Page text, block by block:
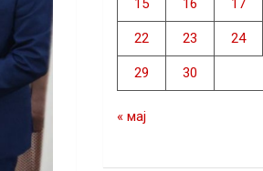
15 16 17
22 23 24
29 30
« мај